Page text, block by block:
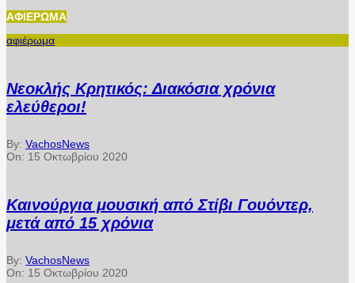
ΑΦΙΈΡΩΜΑ
αφιέρωμα
Νεοκλής Κρητικός: Διακόσια χρόνια
ελεύθεροι!
By: VachosNews
On: 15 Οκτωβρίου 2020
Καινούργια μουσική από Στίβι Γουόντερ,
μετά από 15 χρόνια
By: VachosNews
On: 15 Οκτωβρίου 2020